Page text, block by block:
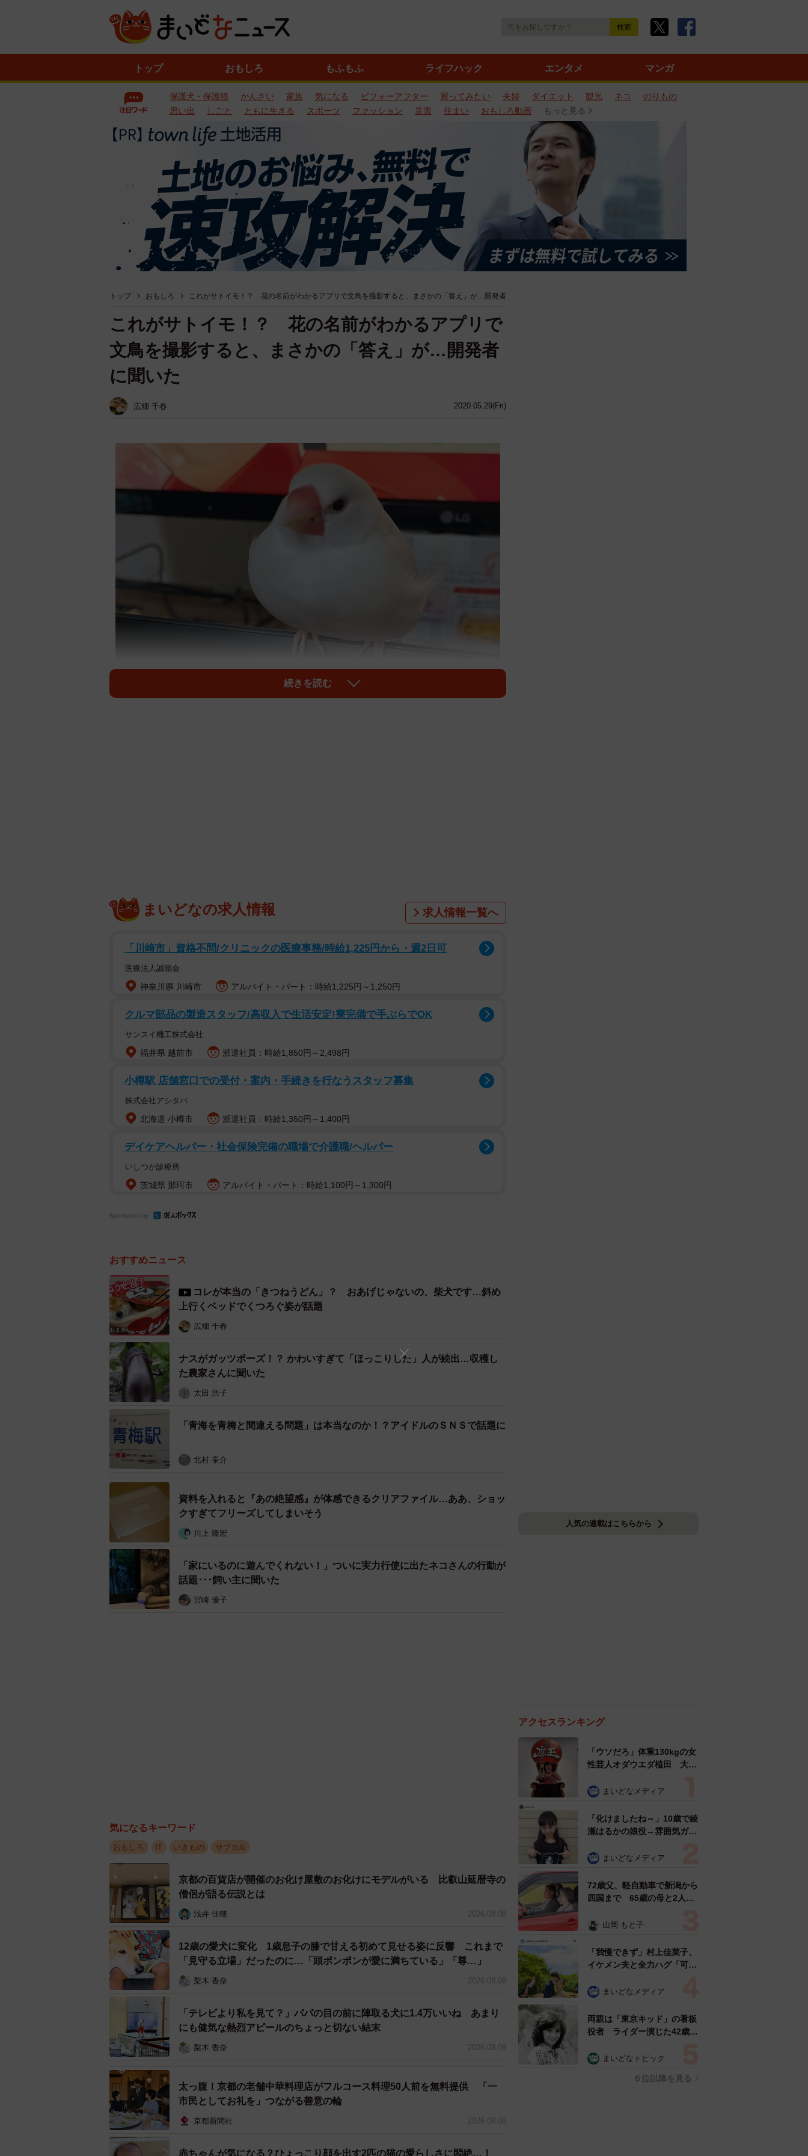
トップ おもしろ もふもふ ライフハック エンタメ マンガ
保護犬・保護猫 かんさい 家族 気になる ビフォーアフター 買ってみたい 夫婦 ダイエット 観光 ネコ
のりもの
思い出
しごと ともに生きる スポーツ ファッション 災害 住まい おもしろ動画 もっと見る
トップ おもしろ これがサトイモ！？ 花の名前がわかるアプリで文鳥を撮影すると、まさかの「答え」が…開発者
2020.05.29(Fri)
これがサトイモ！？ 花の名前がわかるアプリで
文鳥を撮影すると、まさかの「答え」が…開発者
に聞いた
広畑 千春
話題になったのは、週刊少年マガジンの人気連載「川柳少女」の作者、五十嵐正邦さんの
された」と衝撃の事実をつづったところ、これまでに1万リツイート、2.6万いいねをあつ
め、「丸くて美味しそう」「可愛すぎる！」という声のほか「うちのインコもサトイモでし
た」「うちの犬もサトイモだったことがある」「うちの文鳥はシクラメンでした」との証言
五十嵐さんに聞きました。
れた pic.twitter.com/CSTTtCtCgv
— 五十嵐正邦 川柳最終13巻6/17 (@igagarashi)
―かわいい文鳥ですね。
「『ぶん』といいます。5歳です。文鳥は独占欲が強くて気分屋でヒステリックなところが
ありますが、それでもパートナーと決めた人間には一途なところが魅力ですね」
―でもなぜ、文鳥を撮ってみようと？
のでとりあえず身近な文鳥を撮ってみた感じですね。ちなみに、撮り方によってはウメにな
ったりユリになったりしました。話題になって、文鳥って可愛いね、と魅力を知ってもらえ
たのは良かったですね」
「なぜ花の名前か、というと詳しくないからです」と竹内さん。「身近のもので名前が分
かると楽しいもの―を探した時にこれだ！と。庭にも近所にも、公園にもあって、季節が変
わるとまた新しい花が咲く。そして名前を知っているとちょっと自慢できる…などなど。花
は最高の題材だと思いました」と振り返ります。2017年に406種類を判別できるWeb版をリ
リース。その後770種類まで精度を上げ、4月7日にiPhoneアプリとしてリリースし、人気を
集めています。
今回の“誤認”について、「ハナノナは、少しでも花っぽく見えると、ハナノナが認識でき
る770種類の中から一番近い名前を答えます。ですから、文鳥がサトイモの花にわずかに似
ていたのではないでしょうか？サトイモの花は白い大きな花です。カラーリリーもサトイモ
科です。白い文鳥だと少し似てます、かね？」と竹内さん。
続きを読む
まいどなの求人情報 求人情報一覧へ
「川崎市」資格不問/クリニックの医療事務/時給1,225円から・週2日可
医療法人誠嶺会
神奈川県 川崎市 アルバイト・パート：時給1,225円～1,250円
クルマ部品の製造スタッフ/高収入で生活安定!寮完備で手ぶらでOK
サンスイ機工株式会社
福井県 越前市 派遣社員：時給1,850円～2,498円
小樽駅 店舗窓口での受付・案内・手続きを行なうスタッフ募集
株式会社アシタバ
北海道 小樽市 派遣社員：時給1,350円～1,400円
デイケアヘルパー・社会保険完備の職場で介護職/ヘルパー
いしつか診療所
茨城県 那珂市 アルバイト・パート：時給1,100円～1,300円
Sponsored by
おすすめニュース
コレが本当の「きつねうどん」？ おあげじゃないの、柴犬です…斜め
上行くベッドでくつろぐ姿が話題
広畑 千春
ナスがガッツポーズ！？ かわいすぎて「ほっこりした」人が続出…収穫し
た農家さんに聞いた
太田 浩子
「青海を青梅と間違える問題」は本当なのか！？アイドルのＳＮＳで話題に
北村 泰介
資料を入れると『あの絶望感』が体感できるクリアファイル…ああ、ショッ
クすぎてフリーズしてしまいそう
川上 隆宏
「家にいるのに遊んでくれない！」ついに実力行使に出たネコさんの行動が
話題･･･飼い主に聞いた
宮崎 優子
気になるキーワード
おもしろ IT いきもの サブカル
京都の百貨店が開催のお化け屋敷のお化けにモデルがいる 比叡山延暦寺の
僧侶が語る伝説とは
浅井 佳穂 2026.08.08
12歳の愛犬に変化 1歳息子の膝で甘える初めて見せる姿に反響 これまで
「見守る立場」だったのに…「頭ポンポンが愛に満ちている」「尊…」
梨木 香奈 2026.08.08
「テレビより私を見て？」パパの目の前に陣取る犬に1.4万いいね あまり
にも健気な熱烈アピールのちょっと切ない結末
梨木 香奈 2026.08.08
太っ腹！京都の老舗中華料理店がフルコース料理50人前を無料提供 「一
市民としてお礼を」つながる善意の輪
京都新聞社 2026.08.08
赤ちゃんが気になる？ひょっこり顔を出す2匹の猫の愛らしさに悶絶…！
人気の連載はこちらから
アクセスランキング
「ウソだろ」体重130kgの女
性芸人オダウエダ植田 大学
で」 まいどなメディア
「化けましたね～」10歳で綾
瀬はるかの娘役→雰囲気ガラ
雰囲気が」「宝塚に入れそ
まいどなメディア
72歳父、軽自動車で新潟から
四国まで 65歳の母と2人で
憩まで分刻み… 「大学生で
山岡 もと子
「我慢できず」村上佳菜子、
イケメン夫と全力ハグ「可愛
まいどなメディア
両親は「東京キッド」の看板
役者 ライダー演じた42歳元
ングフォト」計画を明言
まいどなトピック
６位以降を見る